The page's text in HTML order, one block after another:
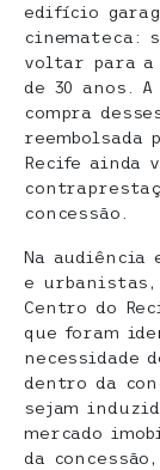
edifício
cinemateca:
voltar para a
de 30 anos.
compra
Recife ainda
concessão.
Na audiência
e urbanistas,
Centro do
que foram
necessidade
dentro da
sejam
mercado
da